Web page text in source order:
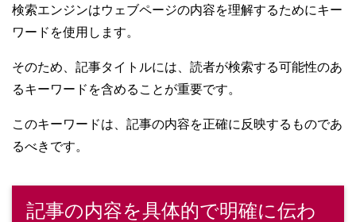
検索エンジンはウェブページの内容を理解するためにキー
ワードを使用します。
そのため、記事タイトルには、読者が検索する可能性のあ
るキーワードを含めることが重要です。
このキーワードは、記事の内容を正確に反映するものであ
るべきです。
記事の内容を具体的で明確に伝わ